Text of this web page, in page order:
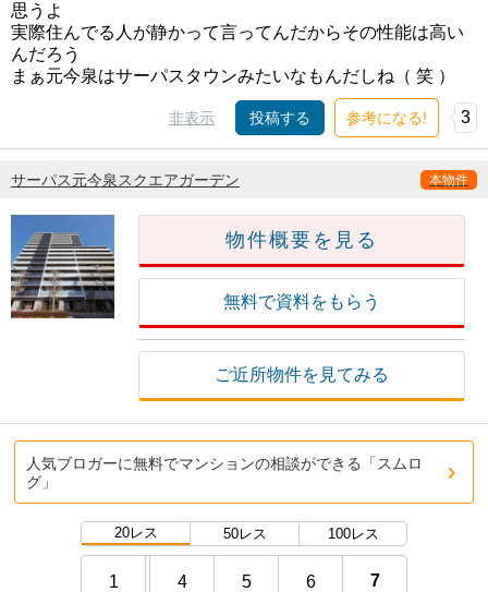
思うよ
実際住んでる人が静かって言ってんだからその性能は高い
んだろう
まぁ元今泉はサーパスタウンみたいなもんだしね（ 笑 ）
非表示 投稿する 参考になる! 3
サーパス元今泉スクエアガーデン 本物件
物件概要を見る
無料で資料をもらう
ご近所物件を見てみる
人気ブロガーに無料でマンションの相談ができる「スムロ
グ」
20レス 50レス 100レス
1 4 5 6 7